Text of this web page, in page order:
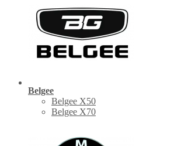
Belgee
Belgee X50
Belgee X70